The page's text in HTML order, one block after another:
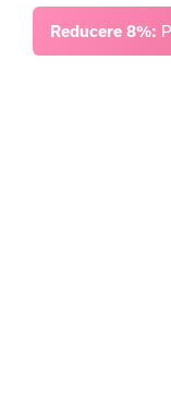
Reducere 8%: